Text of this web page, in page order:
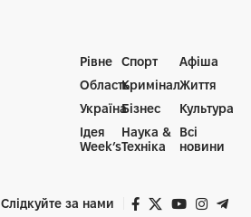
Рівне
Область
Україна
Ідея
Week’s
Спорт
Кримінал
Бізнес
Наука &
Техніка
Афіша
Життя
Культура
Всі
новини
Слідкуйте за нами